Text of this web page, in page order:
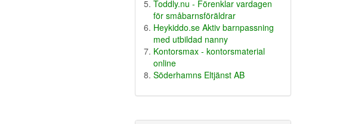
Toddly.nu - Förenklar vardagen
för småbarnsföräldrar
Heykiddo.se Aktiv barnpassning
med utbildad nanny
Kontorsmax - kontorsmaterial
online
Söderhamns Eltjänst AB